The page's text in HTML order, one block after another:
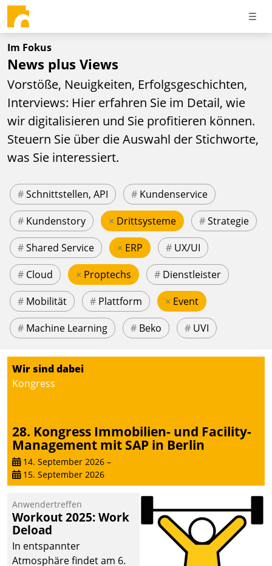
Im Fokus
News plus Views
Vorstöße, Neuigkeiten, Erfolgsgeschichten,
Interviews: Hier erfahren Sie im Detail, wie
wir digitalisieren und Sie profitieren können.
Steuern Sie über die Auswahl der Stichworte,
was Sie interessiert.
#Schnittstellen, API # Kundenservice
# Kundenstory × Drittsysteme #Strategie
#Shared Service × ERP # UX/UI
# Cloud × Proptechs # Dienstleister
# Mobilität # Plattform × Event
# Machine Learning # Beko # UVI
Wir sind dabei
Kongress
28. Kongress Immobilien- und Facility-
Management mit SAP in Berlin
14. September 2026 –
15. September 2026
Anwendertreffen
Workout 2025: Work
Deload
In entspannter
Atmosphäre findet am 6.